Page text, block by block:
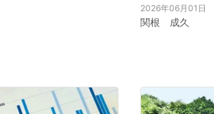
2026年06月01日
関根 成久